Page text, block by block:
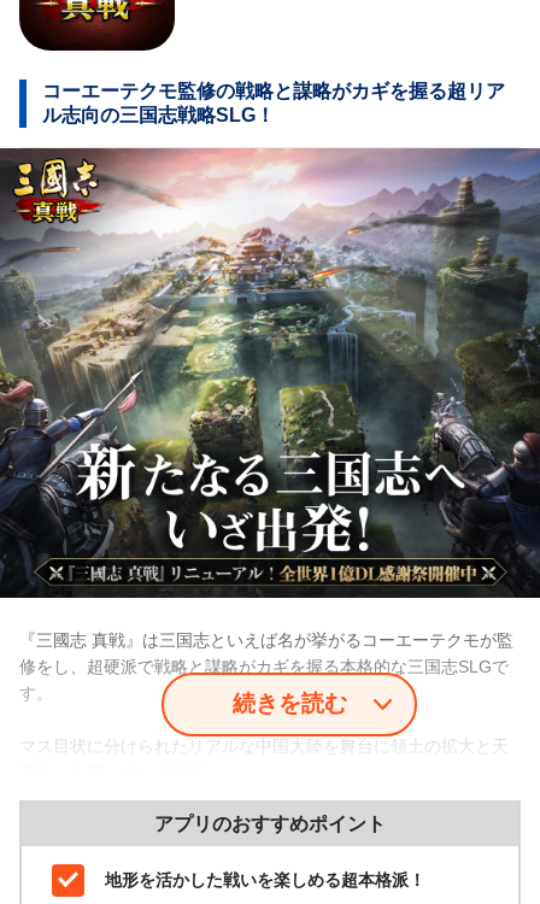
コーエーテクモ監修の戦略と謀略がカギを握る超リア
ル志向の三国志戦略SLG！
『三國志 真戦』は三国志といえば名が挙がるコーエーテクモが監
修をし、超硬派で戦略と謀略がカギを握る本格的な三国志SLGで
す。
マス目状に分けられたリアルな中国大陸を舞台に領土の拡大と天
マップ上には様々な地形があり、平地や農地、伐採場などを占領
して領地拡大と資源確保を行っています。
自分の領地に隣り合ったマス目じゃなければ占領できないので、
領地をだんだんと広げて国力を高めながら遠征を繰り返していく
続きを読む
アプリのおすすめポイント
地形を活かした戦いを楽しめる超本格派！